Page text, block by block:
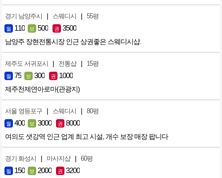
경기 남양주시 | 스웨디시 | 55평
월 110 보 500 권 3500
남양주 장현전통시장 인근 상권좋은 스웨디시샵.
제주도 서귀포시 | 전통샵 | 15평
월 75 보 300 권 1000
제주천제연아로마(관광지)
서울 영등포구 | 스웨디시 | 80평
월 400 보 3000 권 8000
여의도 샛강역 인근 업계 최고 시설, 개수 보장 매장 팝니다
경기 화성시 | 마사지샵 | 60평
월 150 보 2000 권 3200